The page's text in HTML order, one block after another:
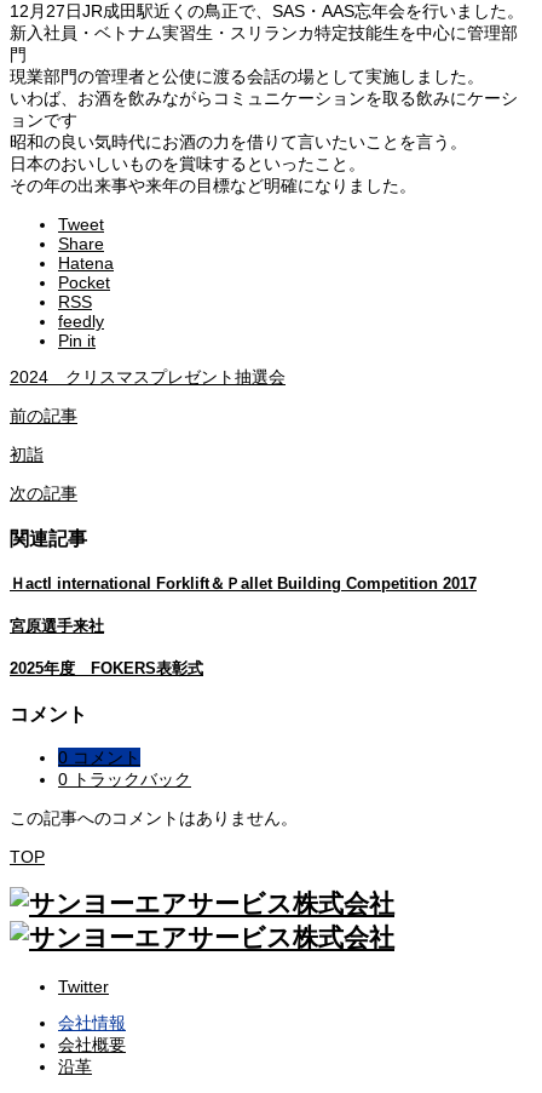
12月27日JR成田駅近くの鳥正で、SAS・AAS忘年会を行いました。
新入社員・ベトナム実習生・スリランカ特定技能生を中心に管理部
門
現業部門の管理者と公使に渡る会話の場として実施しました。
いわば、お酒を飲みながらコミュニケーションを取る飲みにケーシ
ョンです
昭和の良い気時代にお酒の力を借りて言いたいことを言う。
日本のおいしいものを賞味するといったこと。
その年の出来事や来年の目標など明確になりました。
Tweet
Share
Hatena
Pocket
RSS
feedly
Pin it
2024 クリスマスプレゼント抽選会
前の記事
初詣
次の記事
関連記事
Ｈactl international Forklift＆Ｐallet Building Competition 2017
宮原選手来社
2025年度 FOKERS表彰式
コメント
0 コメント
0 トラックバック
この記事へのコメントはありません。
TOP
Twitter
会社情報
会社概要
沿革